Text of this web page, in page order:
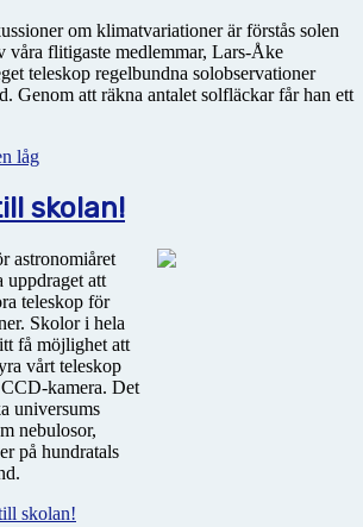
om klimatvariationer är förstås solen
våra flitigaste medlemmar, Lars-Åke
teleskop regelbundna solobservationer
Genom att räkna antalet solfläckar får han ett
låg
skolan!
astronomiåret
uppdraget att
teleskop för
Skolor i hela
få möjlighet att
vårt teleskop
kamera. Det
universums
nebulosor,
på hundratals
skolan!